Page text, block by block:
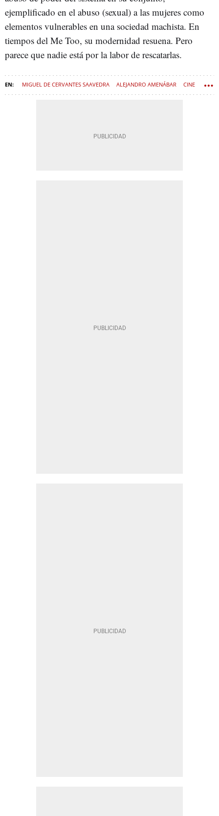
ejemplificado en el abuso (sexual) a las mujeres como
elementos vulnerables en una sociedad machista. En
tiempos del Me Too, su modernidad resuena. Pero
parece que nadie está por la labor de rescatarlas.
MIGUEL DE CERVANTES SAAVEDRA ALEJANDRO AMENÁBAR CINE